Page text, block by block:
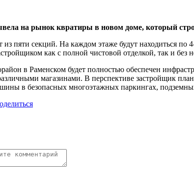
на рынок квратиры в новом доме, который
пяти секций. На каждом этаже будут находиться по
как с полной чистовой отделкой, так и
в Раменском будет полностью обеспечен
магазинами. В перспективе застройщик
в безопасных многоэтажных паркингах,